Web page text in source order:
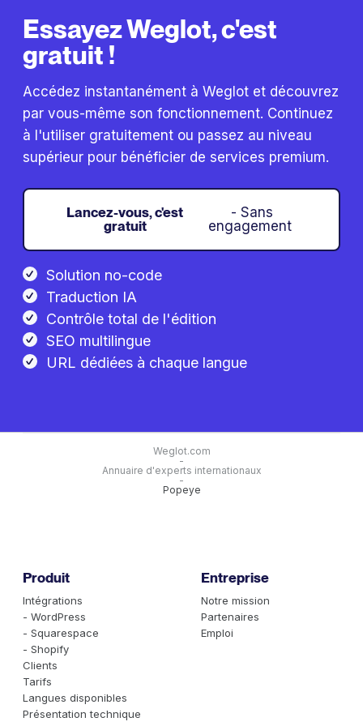
Essayez Weglot, c'est
gratuit !
Accédez instantanément à Weglot et découvrez
par vous-même son fonctionnement. Continuez
à l'utiliser gratuitement ou passez au niveau
supérieur pour bénéficier de services premium.
Lancez-vous, c'est
gratuit
- Sans
engagement
Solution no-code
Traduction IA
Contrôle total de l'édition
SEO multilingue
URL dédiées à chaque langue
Weglot.com
-
Annuaire d'experts internationaux
-
Popeye
Produit
Intégrations
- WordPress
- Squarespace
- Shopify
Clients
Tarifs
Langues disponibles
Présentation technique
Entreprise
Notre mission
Partenaires
Emploi